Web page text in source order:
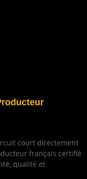
court directement
français certifié
qualité et